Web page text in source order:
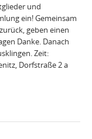
und
ein! Gemeinsam
geben einen
Danke. Danach
Zeit:
Dorfstraße 2 a